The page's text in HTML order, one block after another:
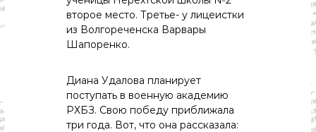
т
второе место. Третье- у лицеистки
из Волгореченска Варвары
Шапоренко.
Диана Удалова планирует
поступать в военную академию
РХБЗ. Свою победу приближала
три года. Вот, что она рассказала: